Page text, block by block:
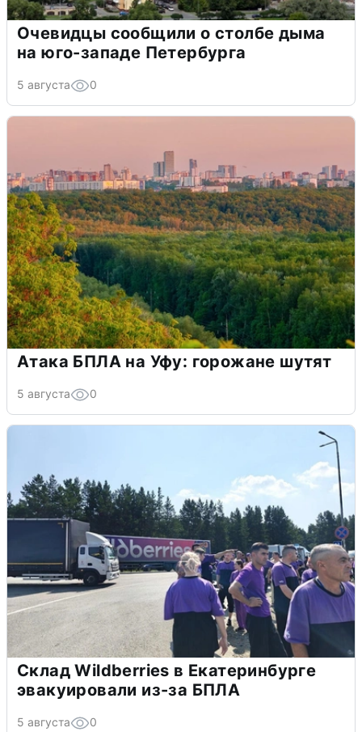
Очевидцы сообщили о столбе дыма
на юго-западе Петербурга
5 августа 0
Атака БПЛА на Уфу: горожане шутят
5 августа 0
Склад Wildberries в Екатеринбурге
эвакуировали из-за БПЛА
5 августа 0